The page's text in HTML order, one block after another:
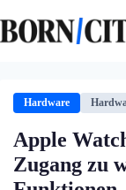
Inhalt
springen
Hardware
Apple
Zugang zu